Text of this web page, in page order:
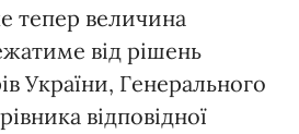
тепер величина
від рішень
України, Генерального
відповідної